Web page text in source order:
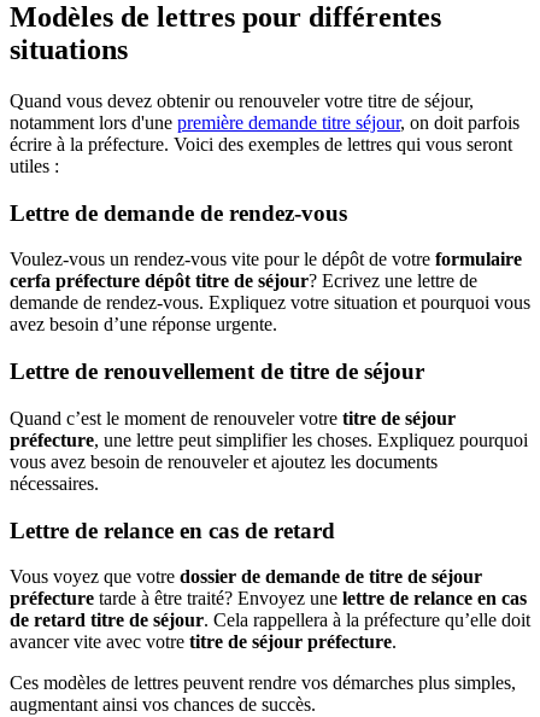
Modèles de lettres pour différentes
situations
Quand vous devez obtenir ou renouveler votre titre de séjour,
notamment lors d'une première demande titre séjour, on doit parfois
écrire à la préfecture. Voici des exemples de lettres qui vous seront
utiles :
Lettre de demande de rendez-vous
Voulez-vous un rendez-vous vite pour le dépôt de votre formulaire
cerfa préfecture dépôt titre de séjour? Ecrivez une lettre de
demande de rendez-vous. Expliquez votre situation et pourquoi vous
avez besoin d’une réponse urgente.
Lettre de renouvellement de titre de séjour
Quand c’est le moment de renouveler votre titre de séjour
préfecture, une lettre peut simplifier les choses. Expliquez pourquoi
vous avez besoin de renouveler et ajoutez les documents
nécessaires.
Lettre de relance en cas de retard
Vous voyez que votre dossier de demande de titre de séjour
préfecture tarde à être traité? Envoyez une lettre de relance en cas
de retard titre de séjour. Cela rappellera à la préfecture qu’elle doit
avancer vite avec votre titre de séjour préfecture.
Ces modèles de lettres peuvent rendre vos démarches plus simples,
augmentant ainsi vos chances de succès.